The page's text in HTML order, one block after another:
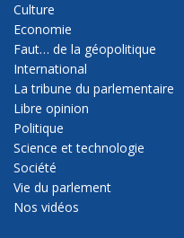
Culture
Economie
Faut… de la géopolitique
International
La tribune du parlementaire
Libre opinion
Politique
Science et technologie
Société
Vie du parlement
Nos vidéos